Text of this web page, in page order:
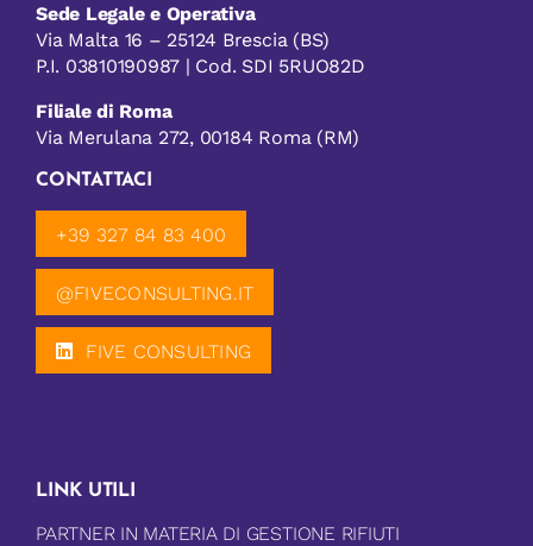
Sede Legale e Operativa
Via Malta 16 – 25124 Brescia (BS)
P.I. 03810190987 | Cod. SDI 5RUO82D
Filiale di Roma
Via Merulana 272, 00184 Roma (RM)
CONTATTACI
+39 327 84 83 400
@FIVECONSULTING.IT
FIVE CONSULTING
LINK UTILI
PARTNER IN MATERIA DI GESTIONE RIFIUTI